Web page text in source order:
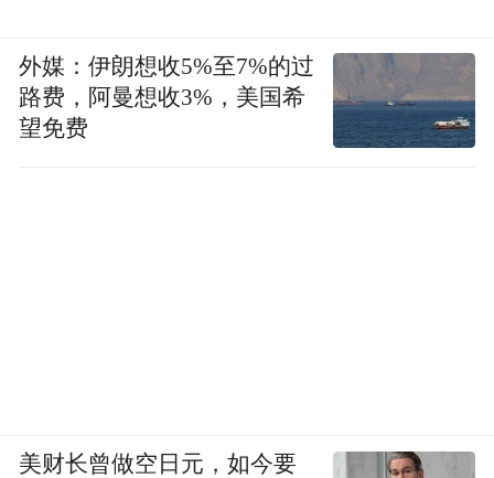
外媒：伊朗想收5%至7%的过
路费，阿曼想收3%，美国希
望免费
美财长曾做空日元，如今要